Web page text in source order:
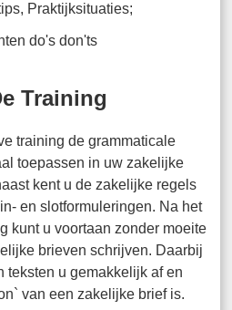
Praktijksituaties;
do's don'ts
Training
training de grammaticale
toepassen in uw zakelijke
kent u de zakelijke regels
en slotformuleringen. Na het
kunt u voortaan zonder moeite
brieven schrijven. Daarbij
teksten u gemakkelijk af en
van een zakelijke brief is.